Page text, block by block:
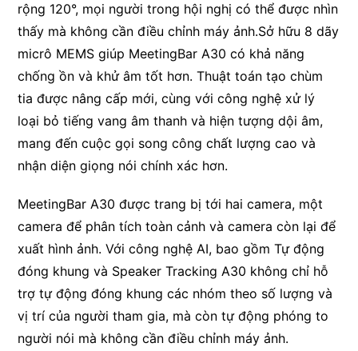
rộng 120°, mọi người trong hội nghị có thể được nhìn
thấy mà không cần điều chỉnh máy ảnh.Sở hữu 8 dãy
micrô MEMS giúp MeetingBar A30 có khả năng
chống ồn và khử âm tốt hơn. Thuật toán tạo chùm
tia được nâng cấp mới, cùng với công nghệ xử lý
loại bỏ tiếng vang âm thanh và hiện tượng dội âm,
mang đến cuộc gọi song công chất lượng cao và
nhận diện giọng nói chính xác hơn.
MeetingBar A30 được trang bị tới hai camera, một
camera để phân tích toàn cảnh và camera còn lại để
xuất hình ảnh. Với công nghệ AI, bao gồm Tự động
đóng khung và Speaker Tracking A30 không chỉ hỗ
trợ tự động đóng khung các nhóm theo số lượng và
vị trí của người tham gia, mà còn tự động phóng to
người nói mà không cần điều chỉnh máy ảnh.